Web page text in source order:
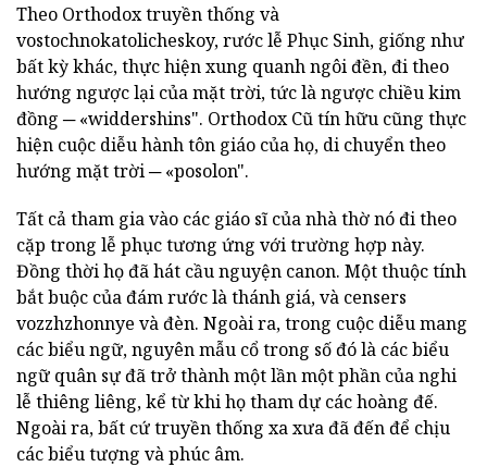
Theo Orthodox truyền thống và
vostochnokatolicheskoy, rước lễ Phục Sinh, giống như
bất kỳ khác, thực hiện xung quanh ngôi đền, đi theo
hướng ngược lại của mặt trời, tức là ngược chiều kim
đồng ─ «widdershins". Orthodox Cũ tín hữu cũng thực
hiện cuộc diễu hành tôn giáo của họ, di chuyển theo
hướng mặt trời ─ «posolon".
Tất cả tham gia vào các giáo sĩ của nhà thờ nó đi theo
cặp trong lễ phục tương ứng với trường hợp này.
Đồng thời họ đã hát cầu nguyện canon. Một thuộc tính
bắt buộc của đám rước là thánh giá, và censers
vozzhzhonnye và đèn. Ngoài ra, trong cuộc diễu mang
các biểu ngữ, nguyên mẫu cổ trong số đó là các biểu
ngữ quân sự đã trở thành một lần một phần của nghi
lễ thiêng liêng, kể từ khi họ tham dự các hoàng đế.
Ngoài ra, bất cứ truyền thống xa xưa đã đến để chịu
các biểu tượng và phúc âm.